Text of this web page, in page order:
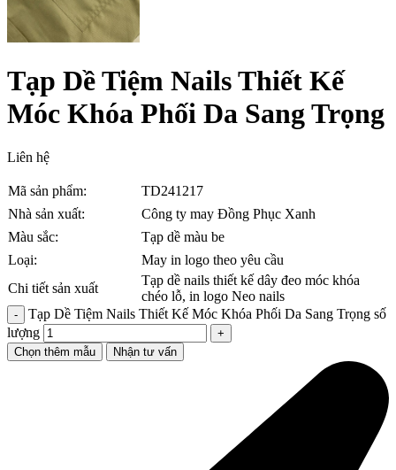
Tạp Dề Tiệm Nails Thiết Kế
Móc Khóa Phối Da Sang Trọng
Liên hệ
Mã sản phẩm:
TD241217
Nhà sản xuất:
Công ty may Đồng Phục Xanh
Màu sắc:
Tạp dề màu be
Loại:
May in logo theo yêu cầu
Chi tiết sản xuất
Tạp dề nails thiết kế dây đeo móc khóa
chéo lỗ, in logo Neo nails
Tạp Dề Tiệm Nails Thiết Kế Móc Khóa Phối Da Sang Trọng số
lượng
Chọn thêm mẫu Nhận tư vấn